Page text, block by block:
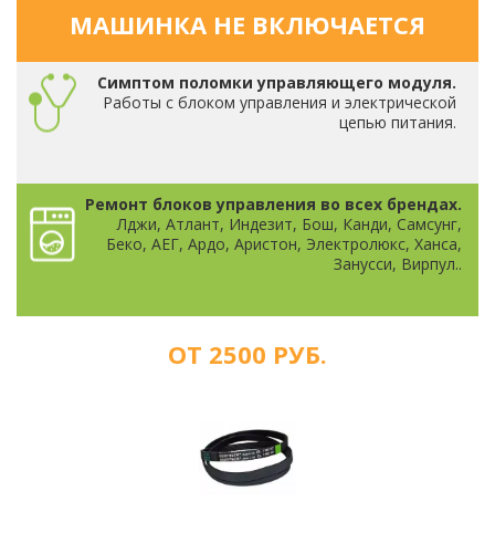
МАШИНКА НЕ ВКЛЮЧАЕТСЯ
Симптом поломки управляющего модуля.
Работы с блоком управления и электрической
цепью питания.
Ремонт блоков управления во всех брендах.
Лджи, Атлант, Индезит, Бош, Канди, Самсунг,
Беко, АЕГ, Ардо, Аристон, Электролюкс, Ханса,
Занусси, Вирпул..
ОТ 2500 РУБ.